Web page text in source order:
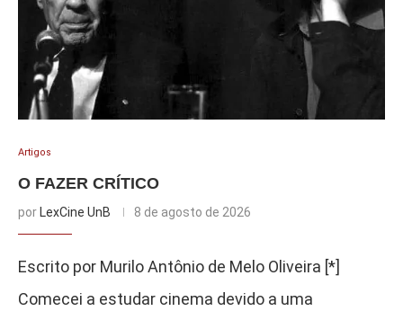
Artigos
O FAZER CRÍTICO
por LexCine UnB 8 de agosto de 2026
Escrito por Murilo Antônio de Melo Oliveira [*]
Comecei a estudar cinema devido a uma